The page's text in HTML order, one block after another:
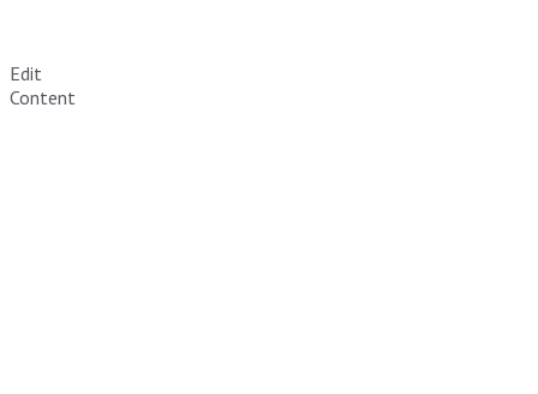
Edit
Content